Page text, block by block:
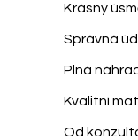
Krásný
Správná
Plná
Kvalitní
Od